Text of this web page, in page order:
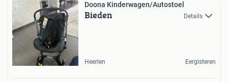
Doona Kinderwagen/Autostoel
Bieden Details
Heerlen Eergisteren